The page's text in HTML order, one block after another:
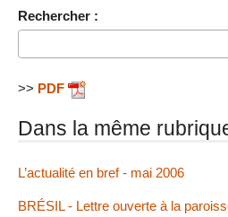
Rechercher :
>> PDF
Dans la même
L’actualité en bref - mai 2006
BRÉSIL - Lettre ouverte à la